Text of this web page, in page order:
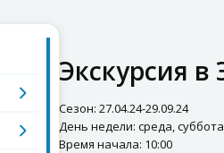
Экскурсия
Сезон: 27.04.24-29.09.24
День недели: среда, суббота
Время начала: 10:00